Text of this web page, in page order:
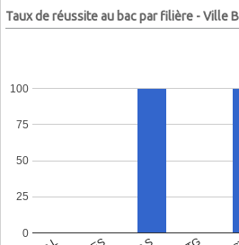
Taux de réussite au bac par filière - Ville
0
25
50
75
100